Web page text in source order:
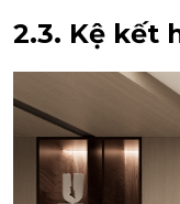
2.3. Kệ kết